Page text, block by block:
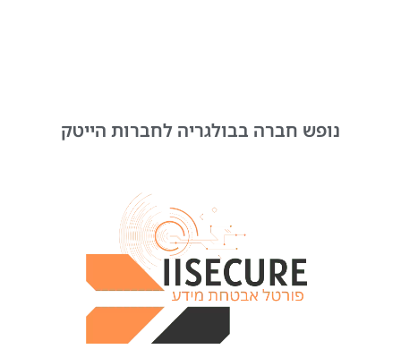
נופש חברה בבולגריה לחברות הייטק